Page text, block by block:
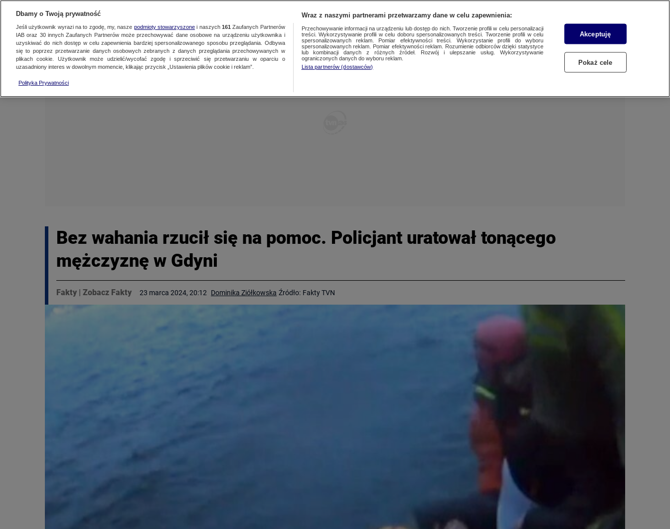
FAKTY PO FAKTACH FAKTY O ŚWIECIE
Dzień dobry!
ZALOGUJ SIĘ
Bez wahania rzucił się na pomoc. Policjant uratował tonącego
mężczyznę w Gdyni
Fakty | Zobacz Fakty 23 marca 2024, 20:12 Dominika Ziółkowska Źródło: Fakty TVN
Dbamy o Twoją prywatność
Jeśli użytkownik wyrazi na to zgodę, my, nasze podmioty stowarzyszonei naszych 161 Zaufanych Partnerów
IAB oraz 30innych Zaufanych Partnerów może przechowywać dane osobowe na urządzeniu użytkownika i
uzyskiwać do nich dostęp w celu zapewnienia bardziej spersonalizowanego sposobu przeglądania. Odbywa
się to poprzez przetwarzanie danych osobowych zebranych z danych przeglądania przechowywanych w
plikach cookie. Użytkownik może udzielić/wycofać zgodę i sprzeciwić się przetwarzaniu w oparciu o
uzasadniony interes w dowolnym momencie, klikając przycisk „Ustawienia plików cookie i reklam”.
Polityka Prywatności
Wraz z naszymi partnerami przetwarzamy dane w celu zapewnienia:
Przechowywanie informacji na urządzeniu lub dostęp do nich. Tworzenie profili w celu personalizacji
treści. Wykorzystywanie profili w celu doboru spersonalizowanych treści. Tworzenie profili w celu
spersonalizowanych reklam. Pomiar efektywności treści. Wykorzystanie profili do wyboru
spersonalizowanych reklam. Pomiar efektywności reklam. Rozumienie odbiorców dzięki statystyce
lub kombinacji danych z różnych źródeł. Rozwój i ulepszanie usług. Wykorzystywanie
ograniczonych danych do wyboru reklam.
Lista partnerów (dostawców)
Akceptuję
Pokaż cele